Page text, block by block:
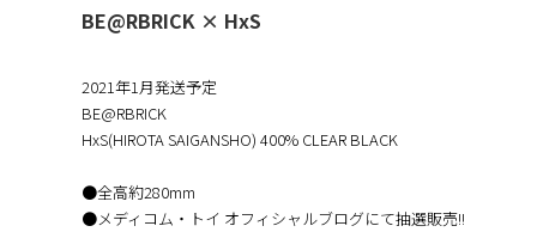
BE@RBRICK × HxS
2021年1月発送予定
BE@RBRICK
HxS(HIROTA SAIGANSHO) 400% CLEAR BLACK
●全高約280mm
●メディコム・トイ オフィシャルブログにて抽選販売!!